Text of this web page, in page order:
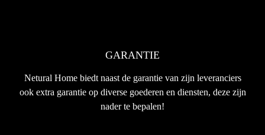
GARANTIE
Netural Home biedt naast de garantie van zijn leveranciers
ook extra garantie op diverse goederen en diensten, deze zijn
nader te bepalen!